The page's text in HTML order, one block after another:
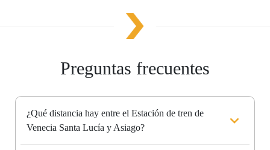
Preguntas frecuentes
¿Qué distancia hay entre el Estación de tren de
Venecia Santa Lucía y Asiago?